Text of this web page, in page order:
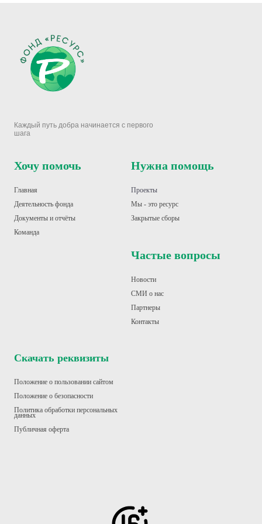
Каждый путь добра начинается с первого
шага
Хочу помочь
Главная
Деятельность фонда
Документы и отчёты
Команда
Нужна помощь
Проекты
Мы - это ресурс
Закрытые сборы
Частые вопросы
Новости
СМИ о нас
Партнеры
Контакты
Скачать реквизиты
Положение о пользовании сайтом
Положение о безопасности
Политика обработки персональных
данных
Публичная оферта